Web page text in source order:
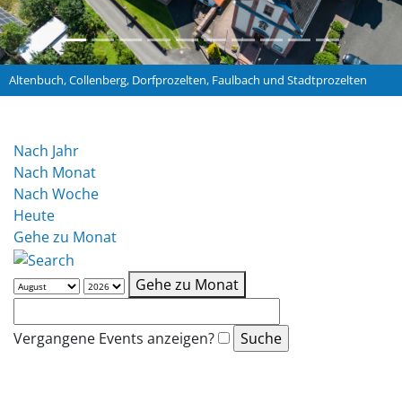
Altenbuch, Collenberg, Dorfprozelten, Faulbach und Stadtprozelten
Nach Jahr
Nach Monat
Nach Woche
Heute
Gehe zu Monat
Gehe zu Monat
Vergangene Events anzeigen?